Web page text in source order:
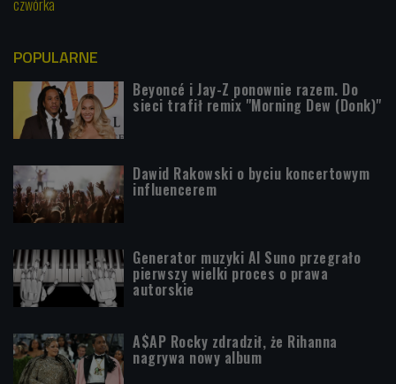
POPULARNE
Beyoncé i Jay-Z ponownie razem. Do
sieci trafił remix "Morning Dew (Donk)"
Dawid Rakowski o byciu koncertowym
influencerem
Generator muzyki AI Suno przegrało
pierwszy wielki proces o prawa
autorskie
A$AP Rocky zdradził, że Rihanna
nagrywa nowy album